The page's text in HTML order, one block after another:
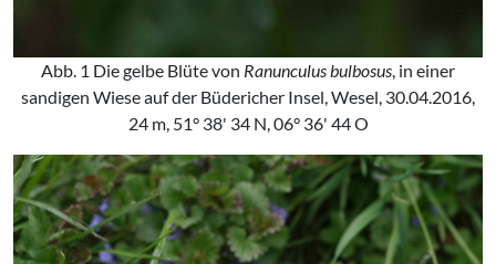
Abb. 1 Die gelbe Blüte von Ranunculus bulbosus, in einer
sandigen Wiese auf der Büdericher Insel, Wesel, 30.04.2016,
24 m, 51° 38' 34 N, 06° 36' 44 O